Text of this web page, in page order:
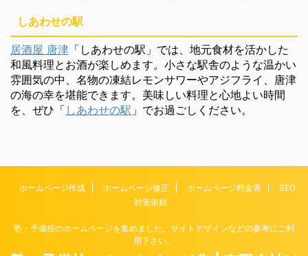
しあわせの駅
居酒屋 唐津 「しあわせの駅」では、地元食材を活かした
和風料理とお酒が楽しめます。小さな駅舎のような温かい
雰囲気の中、名物の凍結レモンサワーやアジフライ、唐津
の海の幸を堪能できます。美味しい料理と心地よい時間
を、ぜひ「 しあわせの駅 」でお過ごしください。
ホームページ作成 ホームページ修正 ホームページ料金表
SEO
対策依頼
塾・予備校のホームページを集めました。サイトデザインなどの参考にご利
用下さい。